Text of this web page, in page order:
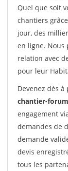
Quel que soit
chantiers
jour, des
en ligne. Nous
relation avec
pour leur
Devenez dès
chantier-
engagement
demandes de
demande
devis
tous les